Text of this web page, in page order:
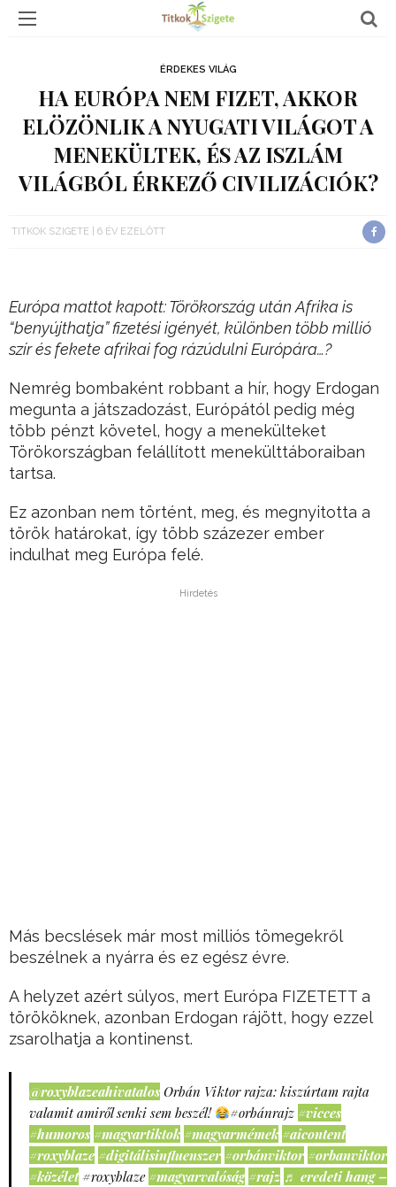
ÉRDEKES VILÁG
HA EURÓPA NEM FIZET, AKKOR
ELÖZÖNLIK A NYUGATI VILÁGOT A
MENEKÜLTEK, ÉS AZ ISZLÁM
VILÁGBÓL ÉRKEZŐ CIVILIZÁCIÓK?
TITKOK SZIGETE 6 ÉV EZELŐTT
Európa mattot kapott: Törökország után Afrika is
“benyújthatja” fizetési igényét, különben több millió
szír és fekete afrikai fog rázúdulni Európára…?
Nemrég bombaként robbant a hír, hogy Erdogan
megunta a játszadozást, Európától pedig még
több pénzt követel, hogy a menekülteket
Törökországban felállított menekülttáboraiban
tartsa.
Ez azonban nem történt, meg, és megnyitotta a
török határokat, így több százezer ember
indulhat meg Európa felé.
Hirdetés
Más becslések már most milliós tömegekről
beszélnek a nyárra és ez egész évre.
A helyzet azért súlyos, mert Európa FIZETETT a
törököknek, azonban Erdogan rájött, hogy ezzel
zsarolhatja a kontinenst.
@roxyblazeahivatalos Orbán Viktor rajza: kiszúrtam rajta
valamit amiről senki sem beszél!
#orbánrajz #vicces
#humoros #magyartiktok #magyarmémek #aicontent
#roxyblaze #digitálisinfluenszer #orbánviktor #orbanviktor
#közélet #roxyblaze #magyarvalóság #rajz ♬ eredeti hang –